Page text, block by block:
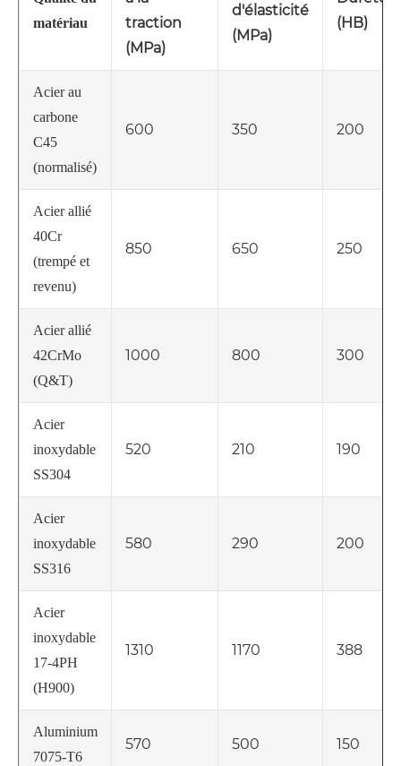
matériau
traction
(MPa)
d'élasticité
(MPa)
(HB)
Acier au
carbone
C45
(normalisé)
600 350 200
Acier allié
40Cr
(trempé et
revenu)
850 650 250
Acier allié
42CrMo
(Q&T)
1000 800 300
Acier
inoxydable
SS304
520 210 190
Acier
inoxydable
SS316
580 290 200
Acier
inoxydable
17-4PH
(H900)
1310 1170 388
Aluminium
7075-T6
570 500 150